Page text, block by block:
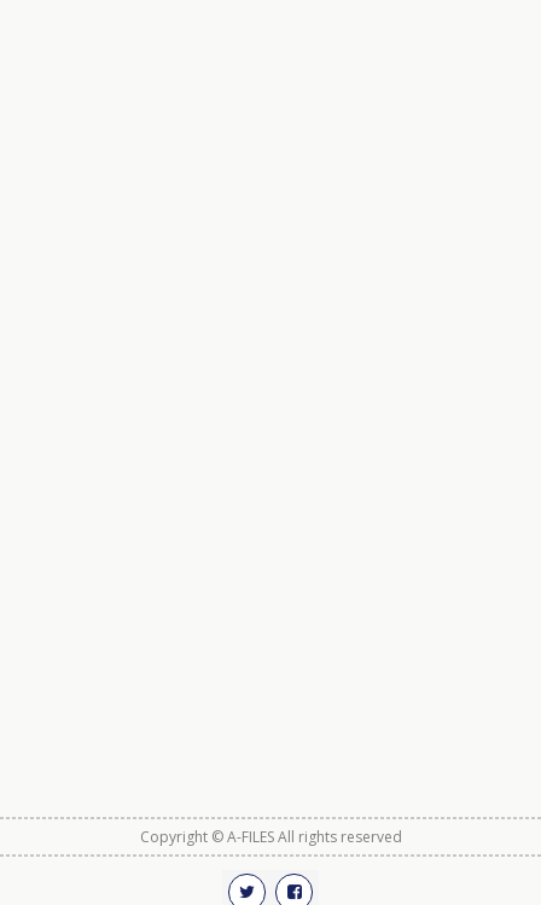
Copyright © A-FILES All rights reserved